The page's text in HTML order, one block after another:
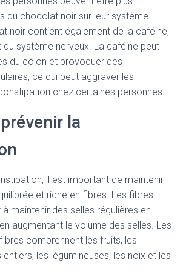
du chocolat noir sur leur système
noir contient également de la caféine,
du système nerveux. La caféine peut
du côlon et provoquer des
ce qui peut aggraver les
chez certaines personnes.
la
il est important de maintenir
et riche en fibres. Les fibres
maintenir des selles régulières en
augmentant le volume des selles. Les
comprennent les fruits, les
entiers, les légumineuses, les noix et les